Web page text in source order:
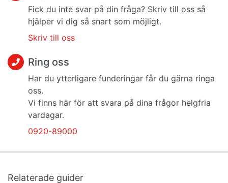
Fick du inte svar på din fråga? Skriv till oss så
hjälper vi dig så snart som möjligt.
Skriv till oss
Ring oss
Har du ytterligare funderingar får du gärna ringa
oss.
Vi finns här för att svara på dina frågor helgfria
vardagar.
0920-89000
Relaterade guider